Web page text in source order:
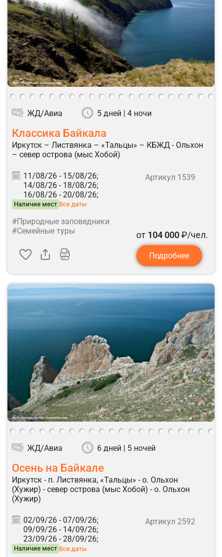
ЖД/Авиа 5 дней | 4 ночи
Классика Байкала
Иркутск – Листвянка – «Тальцы» – КБЖД - Ольхон
– север острова (мыс Хобой)
11/08/26 - 15/08/26;
14/08/26 - 18/08/26;
16/08/26 - 20/08/26;
Наличие мест Все даты
Артикул 1539
#Природные заповедники
#Семейные туры
от 104 000₽/чел.
Подробнее
ЖД/Авиа 6 дней | 5 ночей
Осень на Байкале
Иркутск - п. Листвянка, «Тальцы» - о. Ольхон
(Хужир) - север острова (мыс Хобой) - о. Ольхон
(Хужир)
02/09/26 - 07/09/26;
09/09/26 - 14/09/26;
23/09/26 - 28/09/26;
Наличие мест Все даты
Артикул 2592